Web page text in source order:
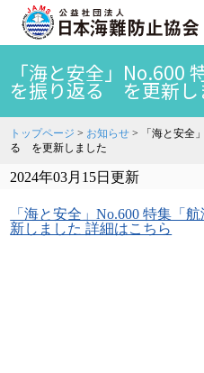
「海と安全」No.600
を振り返る を更新し
トップページ > お知らせ >
「海と安全
る を更新しました
2024年03月15日更新
「海と安全」No.600 特集「
新しました 詳細はこちら